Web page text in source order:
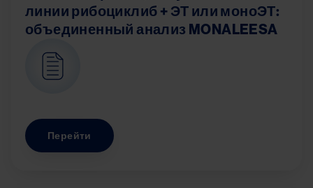
линии рибоциклиб + ЭТ или моноЭТ:
объединенный анализ MONALEESA
Перейти